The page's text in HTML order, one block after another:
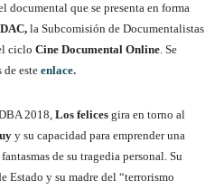
documental que se presenta en forma
la Subcomisión de Documentalistas
ciclo Cine Documental Online. Se
de este enlace.
2018, Los felices gira en torno al
y su capacidad para emprender una
de su tragedia personal. Su
Estado y su madre del “terrorismo